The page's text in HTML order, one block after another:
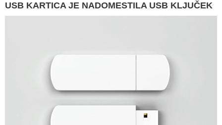
USB KARTICA JE NADOMESTILA USB KLJUČEK